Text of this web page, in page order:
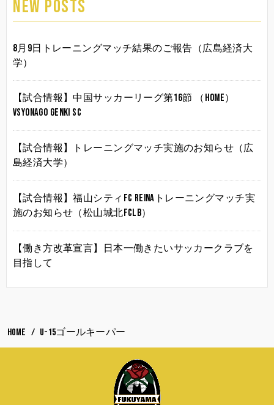
NEW POSTS
8月9日トレーニングマッチ結果のご報告（広島経済大
学）
【試合情報】中国サッカーリーグ第16節 （HOME）
vsYonago Genki SC
【試合情報】トレーニングマッチ実施のお知らせ（広
島経済大学）
【試合情報】福山シティFC Reinaトレーニングマッチ実
施のお知らせ（松山城北FCLB）
【働き方改革宣言】日本一働きたいサッカークラブを
目指して
HOME U-15ゴールキーパー